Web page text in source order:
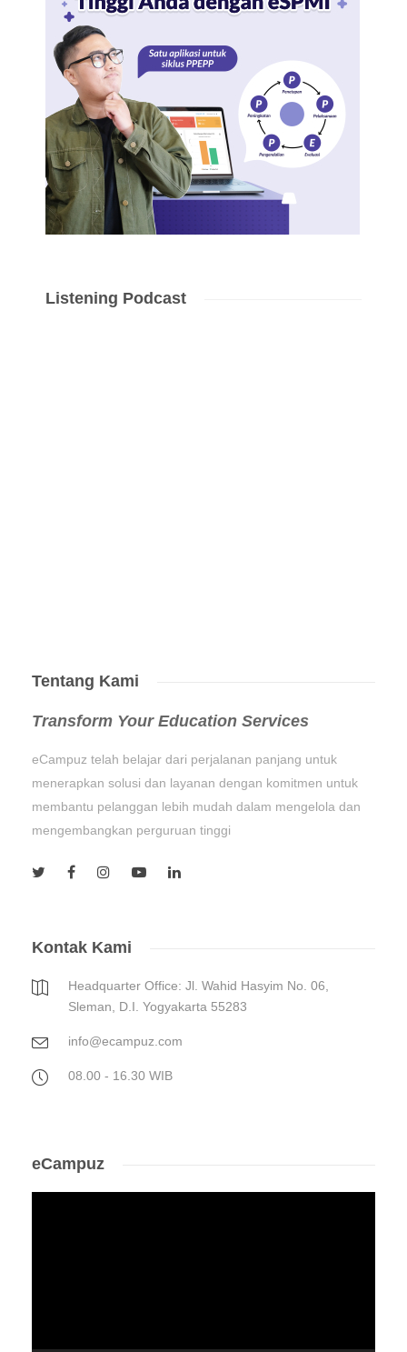
Listening Podcast
Tentang Kami
Transform Your Education Services
eCampuz telah belajar dari perjalanan panjang untuk
menerapkan solusi dan layanan dengan komitmen untuk
membantu pelanggan lebih mudah dalam mengelola dan
mengembangkan perguruan tinggi
Kontak Kami
Headquarter Office: Jl. Wahid Hasyim No. 06,
Sleman, D.I. Yogyakarta 55283
info@ecampuz.com
08.00 - 16.30 WIB
eCampuz